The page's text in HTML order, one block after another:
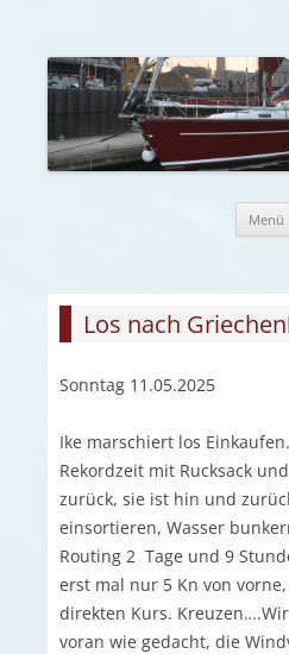
Menü
Los nach
Sonntag 11.05.2025
Ike marschiert los
Rekordzeit mit Rucksack
zurück, sie ist hin und
einsortieren, Wasser
Routing 2 Tage und 9
erst mal nur 5 Kn von
direkten Kurs.
voran wie gedacht, die